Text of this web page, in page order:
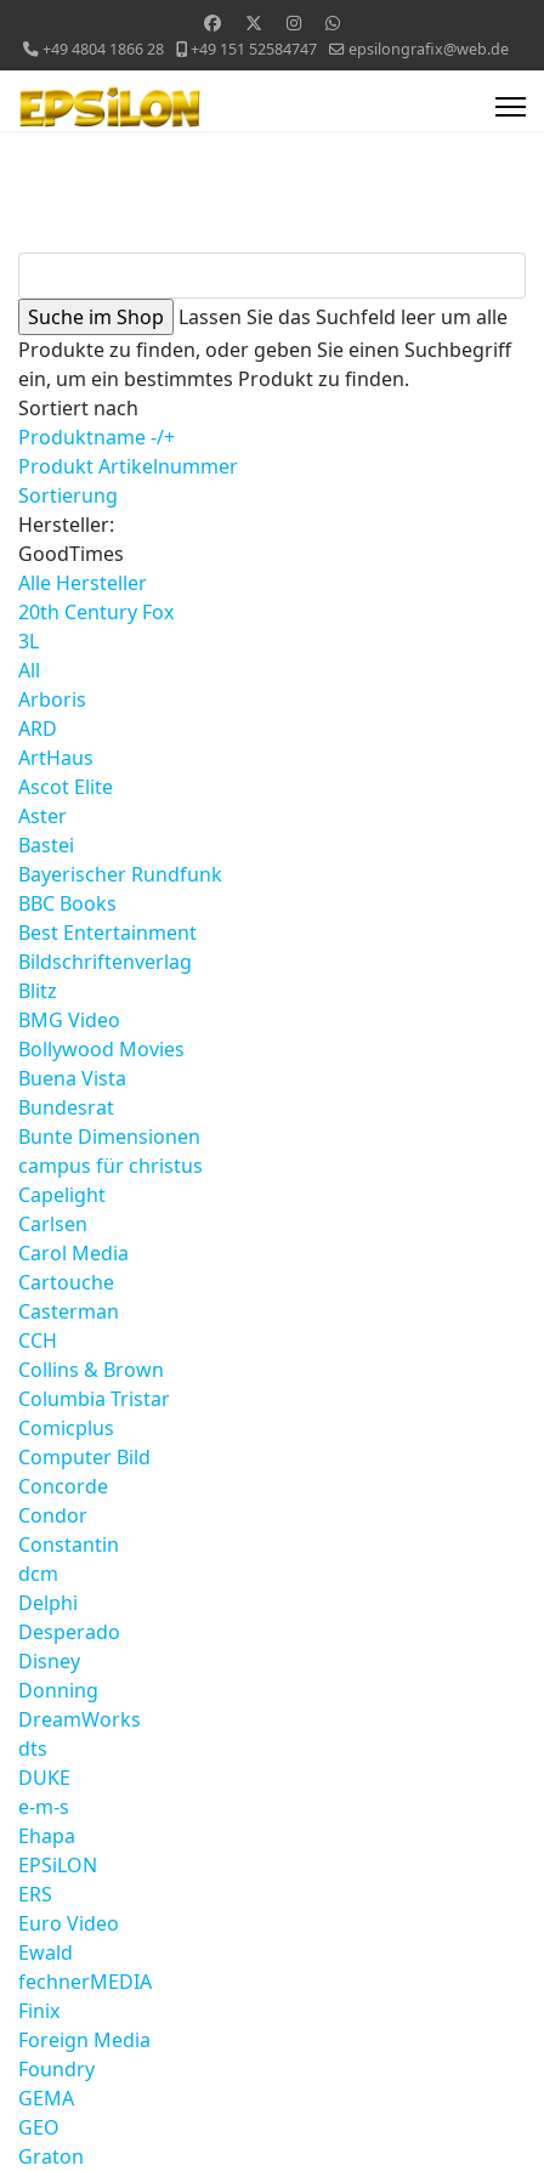
+49 4804 1866 28 +49 151 52584747 epsilongrafix@web.de
Lassen Sie das Suchfeld leer um alle
Produkte zu finden, oder geben Sie einen Suchbegriff
ein, um ein bestimmtes Produkt zu finden.
Sortiert nach
Produktname -/+
Produkt Artikelnummer
Sortierung
Hersteller:
GoodTimes
Alle Hersteller
20th Century Fox
3L
All
Arboris
ARD
ArtHaus
Ascot Elite
Aster
Bastei
Bayerischer Rundfunk
BBC Books
Best Entertainment
Bildschriftenverlag
Blitz
BMG Video
Bollywood Movies
Buena Vista
Bundesrat
Bunte Dimensionen
campus für christus
Capelight
Carlsen
Carol Media
Cartouche
Casterman
CCH
Collins & Brown
Columbia Tristar
Comicplus
Computer Bild
Concorde
Condor
Constantin
dcm
Delphi
Desperado
Disney
Donning
DreamWorks
dts
DUKE
e-m-s
Ehapa
EPSiLON
ERS
Euro Video
Ewald
fechnerMEDIA
Finix
Foreign Media
Foundry
GEMA
GEO
Graton